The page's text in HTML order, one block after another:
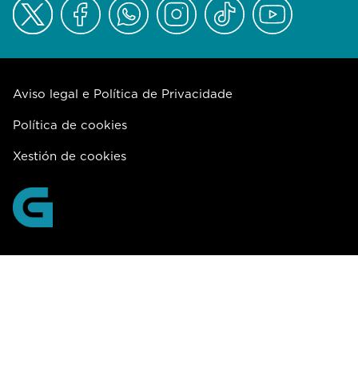
Aviso legal e Política de Privacidade
Política de cookies
Xestión de cookies